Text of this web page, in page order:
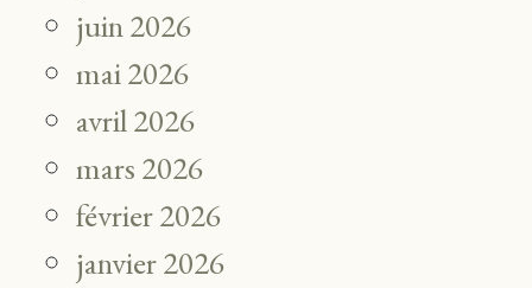
juin 2026
mai 2026
avril 2026
mars 2026
février 2026
janvier 2026